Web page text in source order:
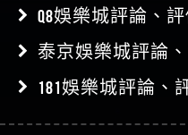
泰京娛樂城評論
181娛樂城評論、